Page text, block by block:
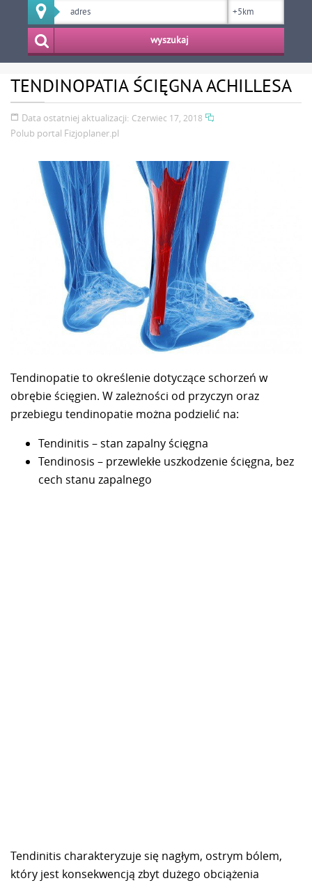
wyszukaj
TENDINOPATIA ŚCIĘGNA ACHILLESA
Data ostatniej aktualizacji: Czerwiec 17, 2018
Polub portal Fizjoplaner.pl
Tendinopatie to określenie dotyczące schorzeń w
obrębie ścięgien. W zależności od przyczyn oraz
przebiegu tendinopatie można podzielić na:
Tendinitis – stan zapalny ścięgna
Tendinosis – przewlekłe uszkodzenie ścięgna, bez
cech stanu zapalnego
Tendinitis charakteryzuje się nagłym, ostrym bólem,
który jest konsekwencją zbyt dużego obciążenia